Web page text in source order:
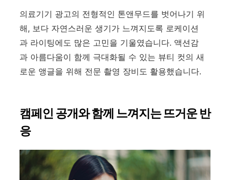
의료기기 광고의 전형적인 톤앤무드를 벗어나기 위
해, 보다 자연스러운 생기가 느껴지도록 로케이션
과 라이팅에도 많은 고민을 기울였습니다. 액션감
과 아름다움이 함께 극대화될 수 있는 뷰티 컷의 새
로운 앵글을 위해 전문 촬영 장비도 활용했습니다.
캠페인 공개와 함께 느껴지는 뜨거운 반
응